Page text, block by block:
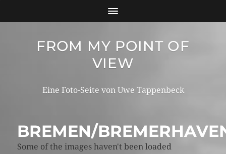
FROM MY POINT OF
VIEW
Eine Foto-Seite von Uwe Tappenbeck
BREMEN/
Some of the images haven't been loaded